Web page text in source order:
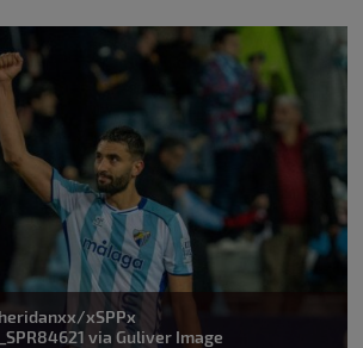
xSPPx
via Guliver Image